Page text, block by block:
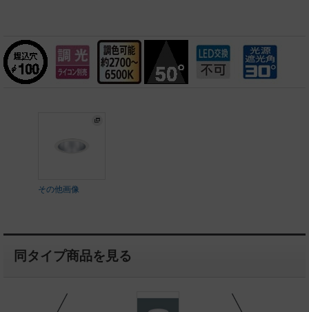
その他画像
同タイプ商品を見る